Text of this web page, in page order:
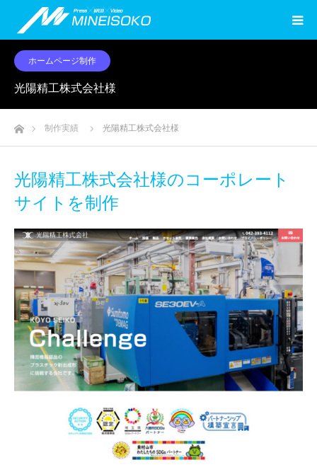
ホームページ制作
光陽精工株式会社様
ホーム制作実績 光陽精工株式会社様
光陽精工株式会社様のコーポレート
サイトを制作